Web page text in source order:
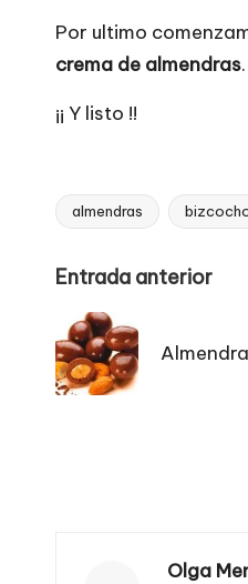
Por ultimo
crema de almendras
¡¡ Y listo !!
Etiquetas:
almendras
de
entradas
Entrada anterior
Olga